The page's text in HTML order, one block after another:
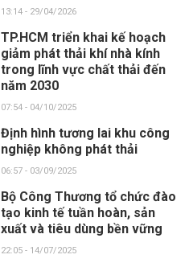
13:14 - 29/04/2026
TP.HCM triển khai kế hoạch
giảm phát thải khí nhà kính
trong lĩnh vực chất thải đến
năm 2030
07:54 - 04/10/2025
Định hình tương lai khu công
nghiệp không phát thải
06:57 - 03/09/2025
Bộ Công Thương tổ chức đào
tạo kinh tế tuần hoàn, sản
xuất và tiêu dùng bền vững
22:05 - 14/07/2025